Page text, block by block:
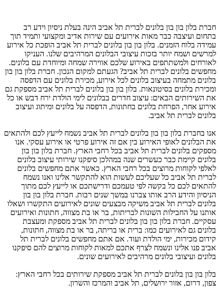
חברת בלון בון בון בלונים לברית תל אביב הינה בעלת ניסיון וידע רב
בתחום ועיצבה כבר מאות אירועים עם שירות אדיב ומקצועי ותמיד תוך
עמידה בלוח הזמנים. בלון בון בון בלונים לברית תל אביב הופכת כל אירוע
למרשים ושמח יותר בזכות עיצובי הבלונים המרהיבים שלנו. העניקו
לאורחים ולמשתתפים באירוע שלכם אווירה שמחה ומיוחדת עם בלונים.
מחפשים בלונים לברית תל אביב? הגעתם למקום הנכון. חברת בלון בון בון
בלונים מתמחה בעיצוב בלונים לכל אירוע, מכירת בלונים עם הדפסה
ומכירת בלונים בסיטונאות. בלון בון בון בלונים לברית תל אביב מספקת גם
את השירותים הבאים: עיצוב חדרים בבלונים לימי הולדת ירח דבש או כל
אירוע אחר, הפרחת בלונים בחתונות, הדפסה על בלונים ומיתוג ועיצוב
בלונים לברית תל אביב.
אנו בחברת בלון בון בון בלונים לברית תל אביב נשמח לייעץ לכם ולהתאים
את הבלונים לאופי האירוע בין אם זה אירוע פרטי או אירוע עסקי. אנו
מספקים בלונים לברית תל אביב בכל רחבי הארץ. חברת בלון בון בון
בלונים קיימת כבר כעשרים שנה במהלכן סיפקנו שירותי עיצוב בלונים
לאלפי לקוחות מרוצים בכל רחבי הארץ. כאשר אתם מחפשים בלונים
לברית תל אביב כל שעליכם לעשות הוא להתקשר אלינו ואנו נשמח
להתאים לכם כל בקשה לפי טעמכם ודרישתכם או לייעץ לכם מתוך
הניסיון והידע הרב אותו צברנו במשך שנים רבות. חברת בלון בון בון
בלונים לברית תל אביב משיקה מבצעים שונים לאירועים התקשרו ושאלו
אותנו על החבילות השונות לבריתות, בר או בת מצווה, חתונות ואירועים
עסקיים. חברת בלון בון בון בלונים לברית תל אביב מספקת ומעצבת
בלונים גם לאירועים כמו: ברית או בריתה, בר או בת מצווה, חתונות,
קידום מכירות, ימי הולדת ועוד. אם אתם מחפשים בלונים לברית תל
אביב פנו אלינו ונשמח לצרף אתכם למאות לקוחות מרוצים להם סיפקנו
בלונים ועיצובי בלונים מרהיבים לאירועים שונים.
בלון בון בון בלונים לברית תל אביב מספקת שירותים בכל רחבי הארץ:
צפון, דרום, אזור ירושלים, תל אביב והמרכז והשרון.